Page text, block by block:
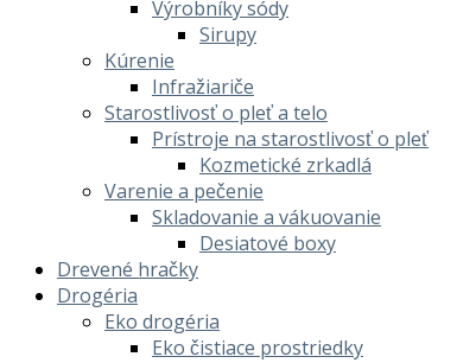
Výrobníky sódy
Sirupy
Kúrenie
Infražiariče
Starostlivosť o pleť a telo
Prístroje na starostlivosť o pleť
Kozmetické zrkadlá
Varenie a pečenie
Skladovanie a vákuovanie
Desiatové boxy
Drevené hračky
Drogéria
Eko drogéria
Eko čistiace prostriedky